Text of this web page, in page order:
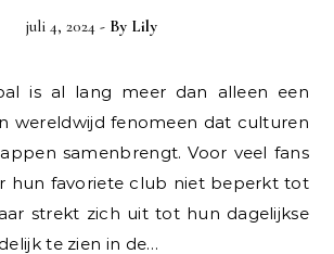
juli 4, 2024 - By Lily
wereldwijd fenomeen dat culturen
samenbrengt. Voor veel fans
hun favoriete club niet beperkt tot
strekt zich uit tot hun dagelijkse
te zien in de…